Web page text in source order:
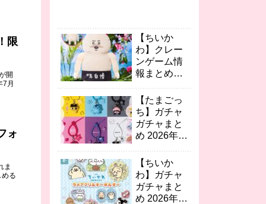
限
開
7月
ォ
ま
る
【ちいか
わ】クレー
ンゲーム情
報まとめ
最新 人魚の
島のひみつ
島二郎BIG
ぬい/ゆらゆ
など続々！
【たまごっ
ち】ガチャ
ガチャまと
め 2026年8
フルマルチ
チャーム2/
おりたたみ
コンテナの
【ちいか
わ】ガチャ
ガチャまと
め 2026年8